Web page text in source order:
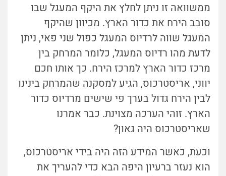
ממשוואה זו ניתן לחלץ את היקף המעגל שבו
סובב הירח את כדור הארץ. מכיוון שהיקף
המעגל שווה לרדיוס המעגל כפול שני פאי, ניתן
לדעת מהו רדיוס המעגל, כלומר המרחק בין
מרכז כדור הארץ למרכז הירח. כך אותו חכם
יווני, אריסטרכוס, הגיע למסקנה שהמרחק בינינו
לבין הירח גדול בערך פי שישים מרדיוס כדור
הארץ. זוהי הערכה מצוינת. כבר אמרנו
שאריסטרכוס היה גאון?
וכעת, כאשר המידע הזה היה בידי אריסטרכוס,
הוא נעזר ברעיון היפה הבא כדי להעריך את